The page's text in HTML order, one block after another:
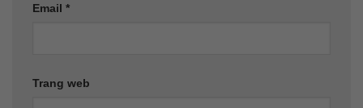
Email *
Trang web